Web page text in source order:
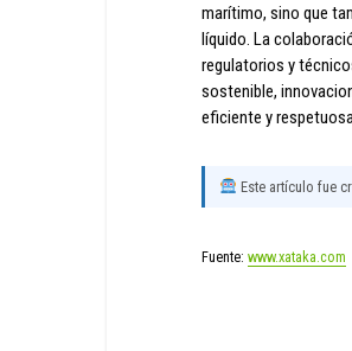
marítimo, sino que
líquido. La
regulatorios y
sostenible,
eficiente y
Este artículo fue
Fuente: www.xataka.com